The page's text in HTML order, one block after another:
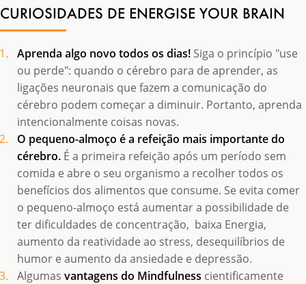
CURIOSIDADES DE ENERGISE YOUR BRAIN
Aprenda algo novo todos os dias! Siga o princípio "use
ou perde": quando o cérebro para de aprender, as
ligações neuronais que fazem a comunicação do
cérebro podem começar a diminuir. Portanto, aprenda
intencionalmente coisas novas.
O pequeno-almoço é a refeição mais importante do
cérebro. É a primeira refeição após um período sem
comida e abre o seu organismo a recolher todos os
benefícios dos alimentos que consume. Se evita comer
o pequeno-almoço está aumentar a possibilidade de
ter dificuldades de concentração, baixa Energia,
aumento da reatividade ao stress, desequilíbrios de
humor e aumento da ansiedade e depressão.
Algumasvantagens do Mindfulness cientificamente